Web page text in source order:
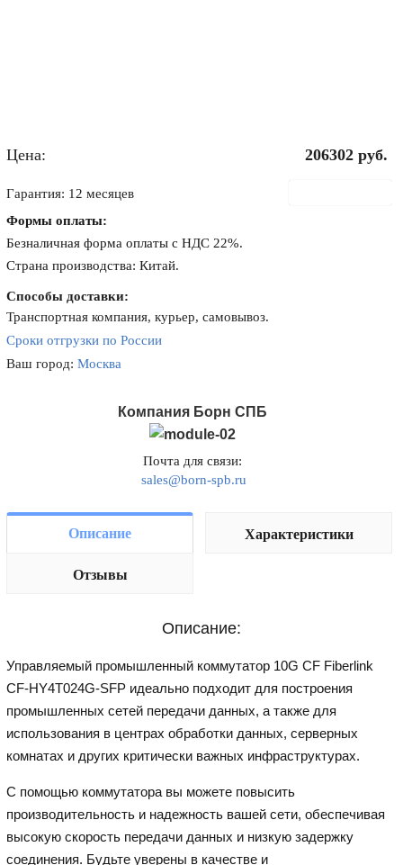
Цена: 206302 руб.
Гарантия: 12 месяцев
Формы оплаты:
Безналичная форма оплаты с НДС 22%.
Страна производства: Китай.
Способы доставки:
Транспортная компания, курьер, самовывоз.
Сроки отгрузки по России
Ваш город:Москва
Компания Борн СПБ
Почта для связи:
sales@born-spb.ru
Описание Характеристики
Отзывы
Описание:
Управляемый промышленный коммутатор 10G CF Fiberlink
CF-HY4T024G-SFP идеально подходит для построения
промышленных сетей передачи данных, а также для
использования в центрах обработки данных, серверных
комнатах и других критически важных инфраструктурах.
С помощью коммутатора вы можете повысить
производительность и надежность вашей сети, обеспечивая
высокую скорость передачи данных и низкую задержку
соединения. Будьте уверены в качестве и